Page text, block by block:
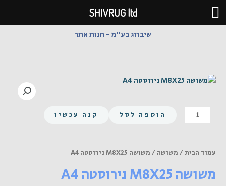
דילוג
לתוכן
שיברוג בע"מ - חנות אתר
כמות
של
A4
הוספה לסל קנה עכשיו
עמוד הבית/ משושה / משושה M8X25 נירוסטה A4
משושה M8X25 נירוסטה A4
SHIVRUG ltd